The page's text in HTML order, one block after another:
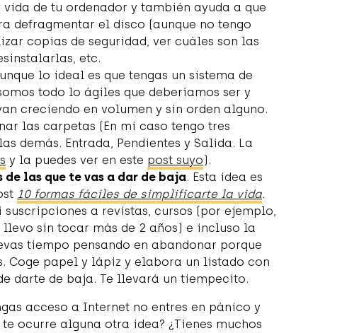
de tu ordenador y también ayuda a que
defragmentar el disco (aunque no tengo
copias de seguridad, ver cuáles son las
etc.
lo ideal es que tengas un sistema de
todo lo ágiles que deberíamos ser y
creciendo en volumen y sin orden alguno.
las carpetas (En mi caso tengo tres
demás. Entrada, Pendientes y Salida. La
y la puedes ver en este post suyo ).
de las que te vas a dar de baja. Esta idea es
10 formas fáciles de simplificarte la vida.
suscripciones a revistas, cursos (por ejemplo,
sin tocar más de 2 años) e incluso la
tiempo pensando en abandonar porque
Coge papel y lápiz y elabora un listado con
darte de baja. Te llevará un tiempecito.
acceso a Internet no entres en pánico y
ocurre alguna otra idea? ¿Tienes muchos